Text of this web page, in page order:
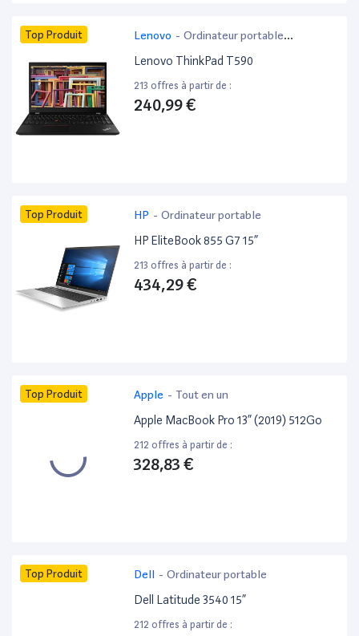
Top Produit Lenovo - Ordinateur portable
bureautique
Lenovo ThinkPad T590
213 offres à partir de :
240,99 €
Top Produit HP - Ordinateur portable
HP EliteBook 855 G7 15”
213 offres à partir de :
434,29 €
Top Produit Apple - Tout en un
Apple MacBook Pro 13” (2019) 512Go
212 offres à partir de :
328,83 €
Top Produit Dell - Ordinateur portable
Dell Latitude 3540 15”
212 offres à partir de :